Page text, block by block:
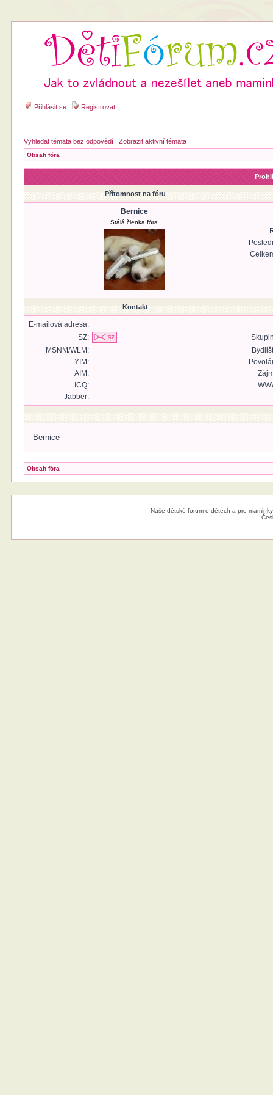
Přihlásit se Registrovat
Vyhledat témata bez odpovědí |Zobrazit aktivní témata
Obsah fóra
Přítomnost na fóru
Bernice
Stálá členka fóra
Kontakt
E-mailová adresa:
SZ:
MSNM/WLM:
YIM:
AIM:
ICQ:
Jabber:
Bernice
Obsah fóra
Naše dětské fórum o dětech a pro